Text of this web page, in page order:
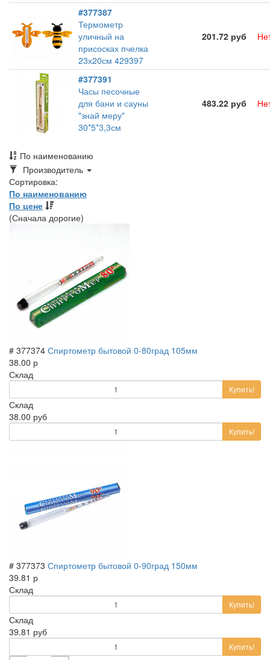
#377387
Термометр
уличный на
присосках пчелка
23х20см 429397
201.72 руб
#377391
Часы песочные
для бани и сауны
"знай меру"
30*5*3,3см
483.22 руб
По наименованию
Производитель
Toggle
Сортировка:
По наименованию
По цене
(Сначала дорогие)
# 377374 Спиртометр бытовой 0-80град 105мм
38.00 р
Склад
Купить!
Склад
38.00 руб
Купить!
# 377373 Спиртометр бытовой 0-90град 150мм
39.81 р
Склад
Купить!
Склад
39.81 руб
Купить!